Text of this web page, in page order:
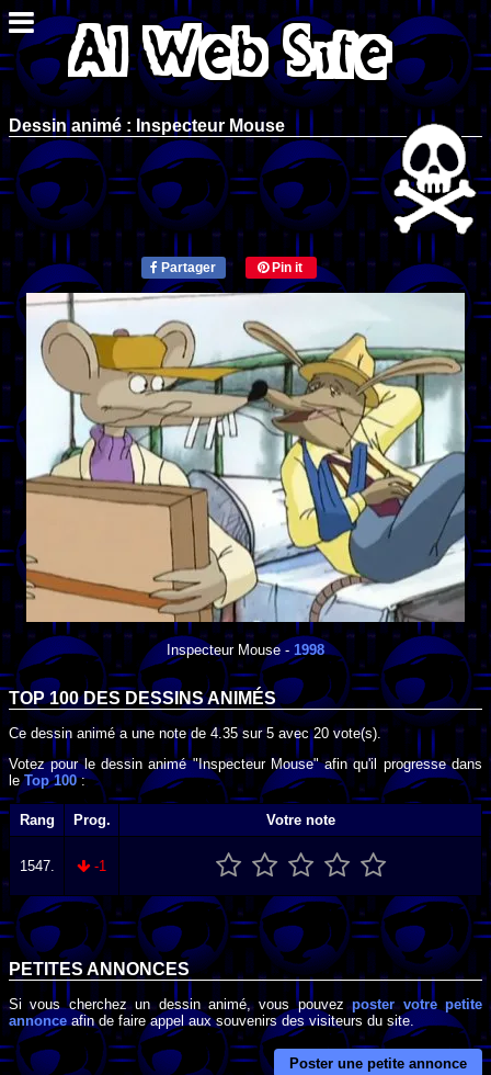
Dessin animé : Inspecteur Mouse
Partager Pin it
Inspecteur Mouse - 1998
TOP 100 DES DESSINS ANIMÉS
Ce dessin animé a une note de 4.35sur5 avec20 vote(s).
Votez pour le dessin animé "Inspecteur Mouse" afin qu'il progresse dans
leTop 100:
Rang Prog. Votre note
1547. -1
PETITES ANNONCES
Si vous cherchez un dessin animé, vous pouvezposter votre petite
annonce afin de faire appel aux souvenirs des visiteurs du site.
Poster une petite annonce